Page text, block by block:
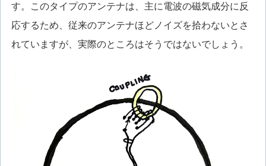
す。このタイプのアンテナは、主に電波の磁気成分に反
応するため、従来のアンテナほどノイズを拾わないとさ
れていますが、実際のところはそうではないでしょう。